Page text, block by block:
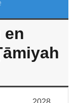
en